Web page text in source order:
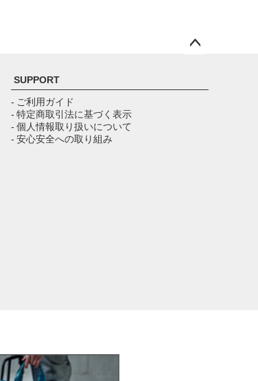
ップ
SUPPORT
- ご利用ガイド
- 特定商取引法に基づく表示
- 個人情報取り扱いについて
- 安心安全への取り組み